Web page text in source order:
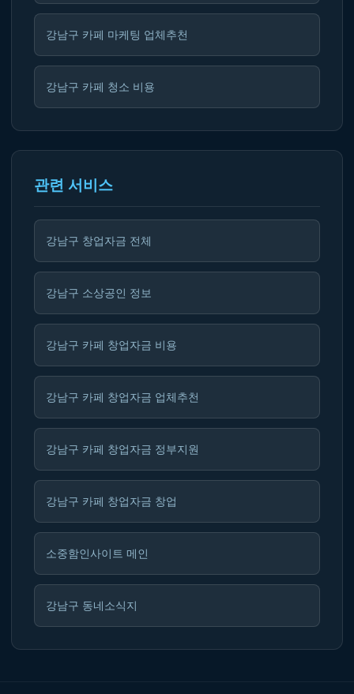
강남구 카페 마케팅 업체추천
강남구 카페 청소 비용
관련 서비스
강남구 창업자금 전체
강남구 소상공인 정보
강남구 카페 창업자금 비용
강남구 카페 창업자금 업체추천
강남구 카페 창업자금 정부지원
강남구 카페 창업자금 창업
소중함인사이트 메인
강남구 동네소식지